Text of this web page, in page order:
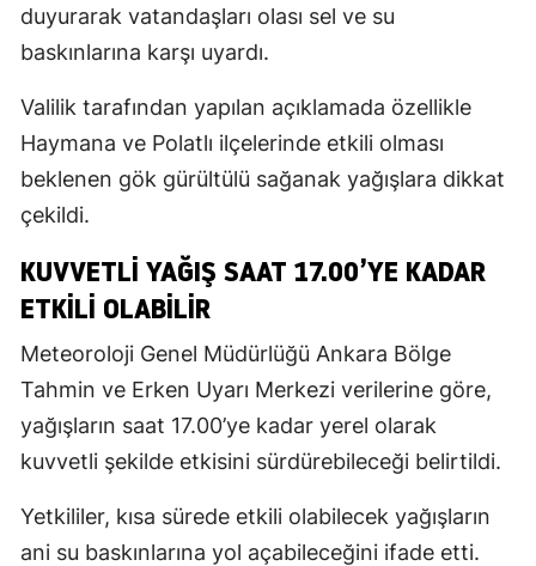
duyurarak vatandaşları olası sel ve su
baskınlarına karşı uyardı.
Valilik tarafından yapılan açıklamada özellikle
Haymana ve Polatlı ilçelerinde etkili olması
beklenen gök gürültülü sağanak yağışlara dikkat
çekildi.
KUVVETLI YAĞIŞ SAAT 17.00’YE KADAR
ETKILI OLABILIR
Meteoroloji Genel Müdürlüğü Ankara Bölge
Tahmin ve Erken Uyarı Merkezi verilerine göre,
yağışların saat 17.00’ye kadar yerel olarak
kuvvetli şekilde etkisini sürdürebileceği belirtildi.
Yetkililer, kısa sürede etkili olabilecek yağışların
ani su baskınlarına yol açabileceğini ifade etti.